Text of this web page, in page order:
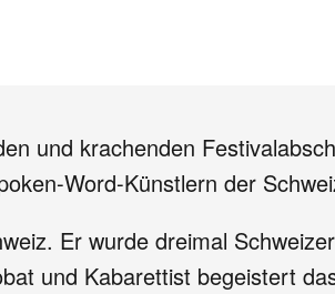
und krachenden
Word-Künstlern der
Er wurde dreimal
und Kabarettist begeistert